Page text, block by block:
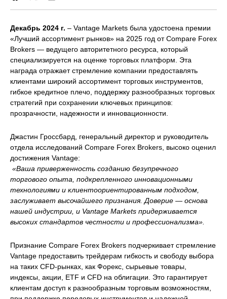
Декабрь 2024 г. – Vantage Markets была удостоена премии
«Лучший ассортимент рынков» на 2025 год от Compare Forex
Brokers — ведущего авторитетного ресурса, который
специализируется на оценке торговых платформ. Эта
награда отражает стремление компании предоставлять
клиентами широкий ассортимент торговых инструментов,
гибкое кредитное плечо, поддержку разнообразных торговых
стратегий при сохранении ключевых принципов:
прозрачности, надежности и инновационности.
Джастин Гроссбард, генеральный директор и руководитель
отдела исследований Compare Forex Brokers, высоко оценил
достижения Vantage:
«Ваша приверженность созданию безупречного
торгового опыта, подкрепленного инновационными
технологиями и клиентоориентированным подходом,
заслуживает высочайшего признания. Доверие — основа
нашей индустрии, и Vantage Markets придерживается
высоких стандартов честности и профессионализма».
Признание Compare Forex Brokers подчеркивает стремление
Vantage предоставить трейдерам гибкость и свободу выбора
на таких CFD-рынках, как Форекс, сырьевые товары,
индексы, акции, ETF и CFD на облигации. Это гарантирует
клиентам доступ к разнообразным торговым возможностям,